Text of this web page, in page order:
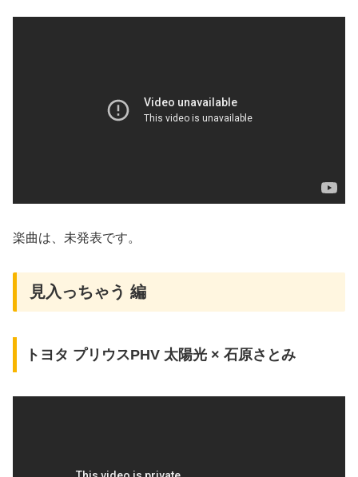
楽曲は、未発表です。
見入っちゃう 編
トヨタ プリウスPHV 太陽光 × 石原さとみ